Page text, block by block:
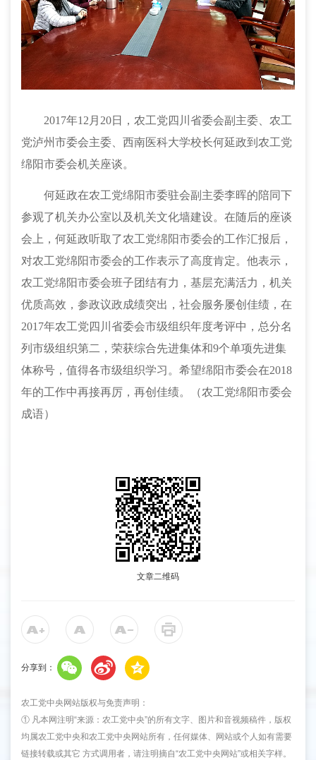
2017年12 月 20日，农工党四川省委会副主委、农工
党泸州市委会主委、西南医科大学校长何延政到农工党
绵阳市委会机关座谈。
何延政在农工党绵阳市委驻会副主委李晖的陪同下
参观了机关办公室以及机关文化墙建设。在随后的座谈
会上，何延政听取了农工党绵阳市委会的工作汇报后，
对农工党绵阳市委会的工作表示了高度肯定。他表示，
农工党绵阳市委会班子团结有力，基层充满活力，机关
优质高效，参政议政成绩突出，社会服务屡创佳绩，在
2017年农工党四川省委会市级组织年度考评中，总分名
列市级组织第二，荣获综合先进集体和9个单项先进集
体称号，值得各市级组织学习。希望绵阳市委会在2018
年的工作中再接再厉，再创佳绩。（农工党绵阳市委会
成语）
文章二维码
分享到：
农工党中央网站版权与免责声明：
① 凡本网注明“来源：农工党中央”的所有文字、图片和音视频稿件，版权
均属农工党中央和农工党中央网站所有，任何媒体、网站或个人如有需要
链接转载或其它 方式调用者，请注明摘自“农工党中央网站”或相关字样。